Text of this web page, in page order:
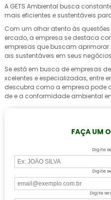
A GETS Ambiental busca
mais eficientes e sustentáveis
Com um olhar atento às
ercado, a empresa se destaca
empresas que buscam
ais sustentáveis em seus
Se está em busca de empresas
xcelentes e especializadas, entre
descubra como a empresa pode
de e a conformidade ambiental
FAÇA UM
Digite
Digite
Digite